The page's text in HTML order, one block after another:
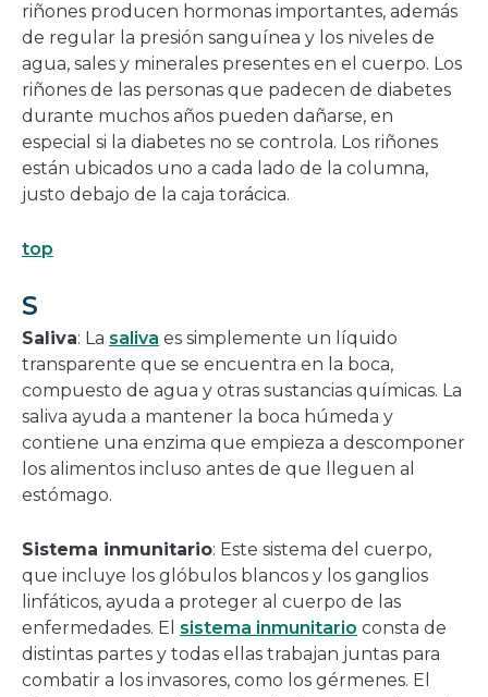
riñones producen hormonas importantes, además
de regular la presión sanguínea y los niveles de
agua, sales y minerales presentes en el cuerpo. Los
riñones de las personas que padecen de diabetes
durante muchos años pueden dañarse, en
especial si la diabetes no se controla. Los riñones
están ubicados uno a cada lado de la columna,
justo debajo de la caja torácica.
top
S
Saliva: La saliva es simplemente un líquido
transparente que se encuentra en la boca,
compuesto de agua y otras sustancias químicas. La
saliva ayuda a mantener la boca húmeda y
contiene una enzima que empieza a descomponer
los alimentos incluso antes de que lleguen al
estómago.
Sistema inmunitario: Este sistema del cuerpo,
que incluye los glóbulos blancos y los ganglios
linfáticos, ayuda a proteger al cuerpo de las
enfermedades. El sistema inmunitario consta de
distintas partes y todas ellas trabajan juntas para
combatir a los invasores, como los gérmenes. El